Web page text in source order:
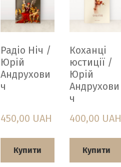
Радіо Ніч /
Юрій
Андрухови
ч
450,00 UAH
Купити
Коханці
юстиції /
Юрій
Андрухови
ч
400,00 UAH
Купити